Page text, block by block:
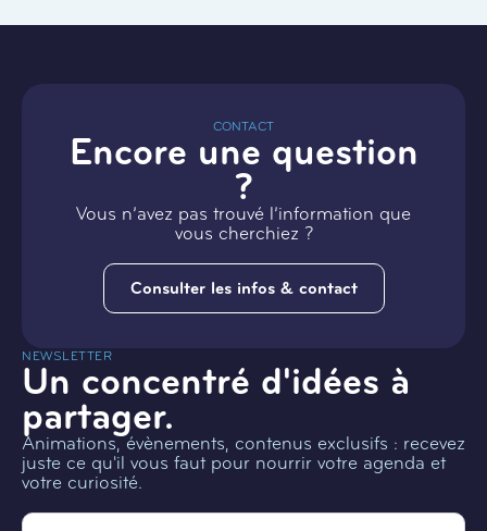
CONTACT
Encore une question
?
Vous n’avez pas trouvé l’information que
vous cherchiez ?
Consulter les infos & contact
NEWSLETTER
Un concentré d'idées à
partager.
Animations, évènements, contenus exclusifs : recevez
juste ce qu'il vous faut pour nourrir votre agenda et
votre curiosité.
Email